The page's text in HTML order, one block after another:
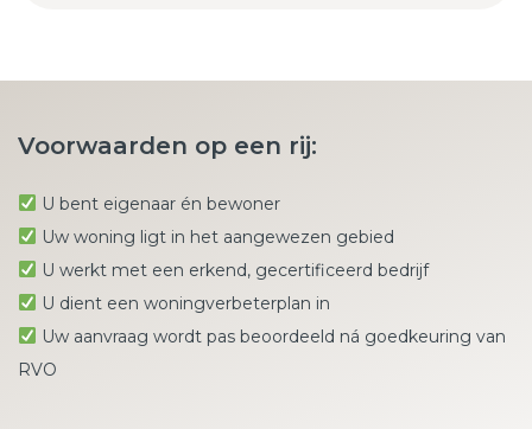
Voorwaarden op een rij:
U bent eigenaar én bewoner
Uw woning ligt in het aangewezen gebied
U werkt met een erkend, gecertificeerd bedrijf
U dient een woningverbeterplan in
Uw aanvraag wordt pas beoordeeld ná goedkeuring van
RVO